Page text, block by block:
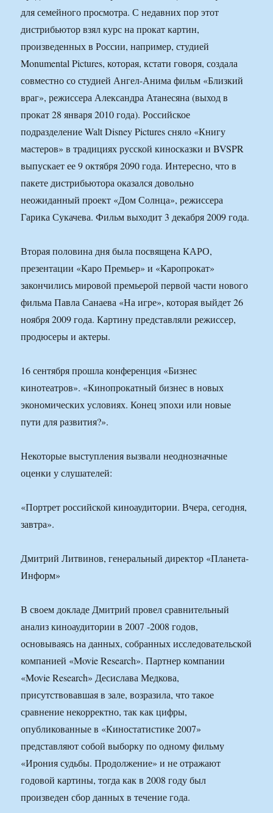
для семейного просмотра. С недавних пор этот
дистрибьютор взял курс на прокат картин,
произведенных в России, например, студией
Monumental Pictures, которая, кстати говоря, создала
совместно со студией Ангел-Анима фильм «Близкий
враг», режиссера Александра Атанесяна (выход в
прокат 28 января 2010 года). Российское
подразделение Walt Disney Pictures сняло «Книгу
мастеров» в традициях русской киносказки и BVSPR
выпускает ее 9 октября 2090 года. Интересно, что в
пакете дистрибьютора оказался довольно
неожиданный проект «Дом Солнца», режиссера
Гарика Сукачева. Фильм выходит 3 декабря 2009 года.
Вторая половина дня была посвящена КАРО,
презентации «Каро Премьер» и «Каропрокат»
закончились мировой премьерой первой части нового
фильма Павла Санаева «На игре», которая выйдет 26
ноября 2009 года. Картину представляли режиссер,
продюсеры и актеры.
16 сентября прошла конференция «Бизнес
кинотеатров». «Кинопрокатный бизнес в новых
экономических условиях. Конец эпохи или новые
пути для развития?».
Некоторые выступления вызвали неоднозначные
оценки у слушателей:
«Портрет российской киноаудитории. Вчера, сегодня,
завтра».
Дмитрий Литвинов, генеральный директор «Планета-
Информ»
В своем докладе Дмитрий провел сравнительный
анализ киноаудитории в 2007 -2008 годов,
основываясь на данных, собранных исследовательской
компанией «Movie Research». Партнер компании
«Movie Research» Десислава Медкова,
присутствовавшая в зале, возразила, что такое
сравнение некорректно, так как цифры,
опубликованные в «Киностатистике 2007»
представляют собой выборку по одному фильму
«Ирония судьбы. Продолжение» и не отражают
годовой картины, тогда как в 2008 году был
произведен сбор данных в течение года.